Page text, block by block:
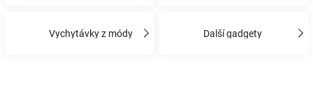
oblečeníVychytávky z módy Další gadgety